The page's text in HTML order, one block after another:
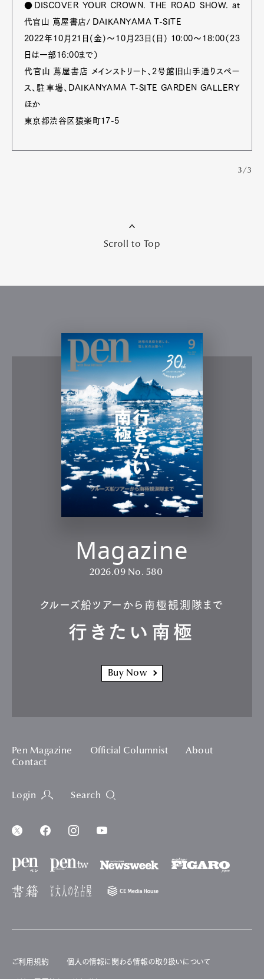
●DISCOVER YOUR CROWN. THE ROAD SHOW. at
代官山 蔦屋書店/ DAIKANYAMA T-SITE
2022年10月21日(金)～10月23日(日) 10:00～18:00（23
日は一部16:00まで）
代官山 蔦屋書店 メインストリート、2号館旧山手通りスペー
ス、駐車場、DAIKANYAMA T-SITE GARDEN GALLERY
ほか
東京都渋谷区猿楽町17-5
3/3
Scroll to Top
Magazine
2026.09 No. 580
クルーズ船ツアーから南極観測隊まで
行きたい南極
Buy Now
Pen Magazine Official Columnist
About
Contact
Login Search
ご利用規約 個人の情報に関わる情報の取り扱いについて